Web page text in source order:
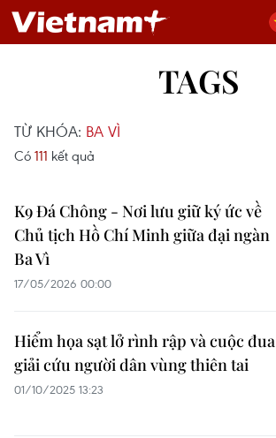
TAGS
TỪ KHÓA: BA VÌ
Có 111 kết quả
K9 Đá Chông - Nơi lưu giữ ký ức về
Chủ tịch Hồ Chí Minh giữa đại ngàn
Ba Vì
17/05/2026 00:00
Hiểm họa sạt lở rình rập và cuộc đua
giải cứu người dân vùng thiên tai
01/10/2025 13:23